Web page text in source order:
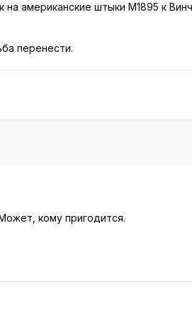
американские штыки М1895 к
перенести.
кому пригодится.